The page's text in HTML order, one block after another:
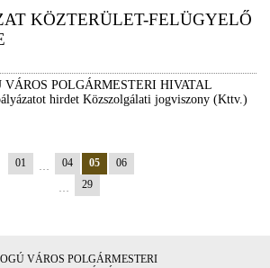
KÖZTERÜLET-FELÜGYELŐ
VÁROS POLGÁRMESTERI HIVATAL
hirdet Közszolgálati jogviszony (Kttv.)
01 04 05
06
29
VÁROS POLGÁRMESTERI